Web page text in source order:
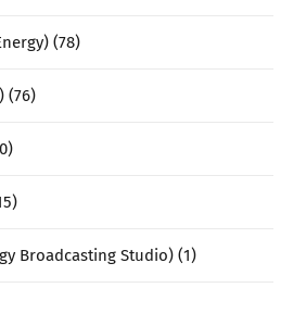
(78)
(76)
Broadcasting Studio) (1)